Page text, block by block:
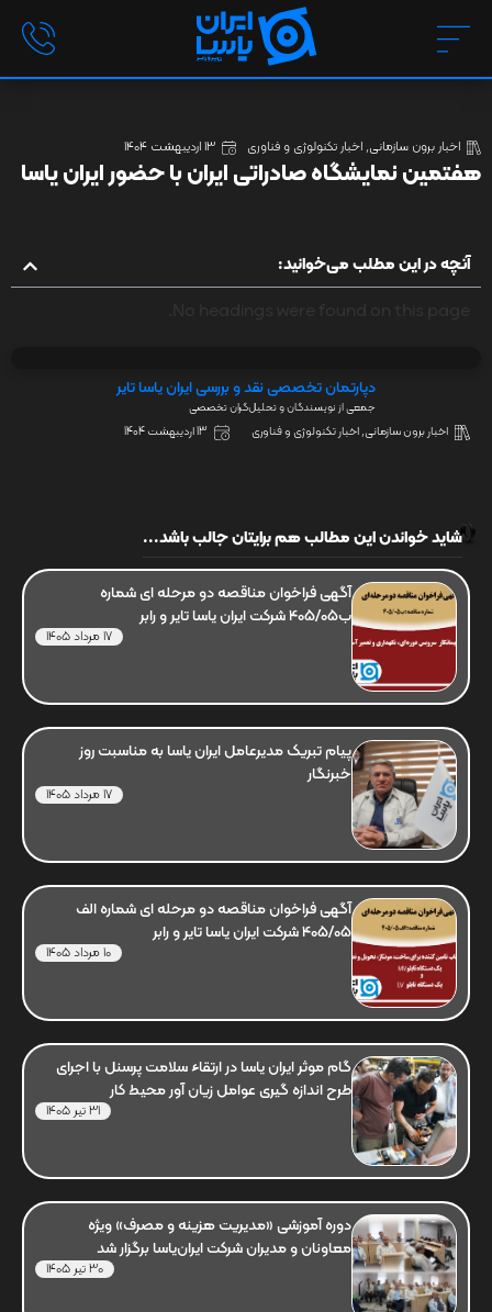
اخبار برون سازمانی,اخبار تکنولوژی و فناوری 13 اردیبهشت 1404
هفتمین نمایشگاه صادراتی ایران با حضور ایران یاسا
آنچه در این مطلب می‌خوانید:
دپارتمان تخصصی نقد و بررسی ایران یاسا تایر
جمعی از نویسندگان و تحلیل‌گران تخصصی
اخبار برون سازمانی,اخبار تکنولوژی و فناوری 13 اردیبهشت 1404
شاید خواندن این مطالب هم برایتان جالب باشد...
آگهی فراخوان مناقصه دو مرحله ای شماره
ب405/05 شرکت ایران یاسا تایر و رابر
17 مرداد 1405
پیام تبریک مدیرعامل ایران یاسا به مناسبت روز
خبرنگار
17 مرداد 1405
آگهی فراخوان مناقصه دو مرحله ای شماره الف
405/05 شرکت ایران یاسا تایر و رابر
10 مرداد 1405
گام موثر ایران یاسا در ارتقاء سلامت پرسنل با اجرای
طرح اندازه گیری عوامل زیان آور محیط کار
31 تیر 1405
دوره آموزشی «مدیریت هزینه و مصرف» ویژه
معاونان و مدیران شرکت ایران‌یاسا برگزار شد
30 تیر 1405